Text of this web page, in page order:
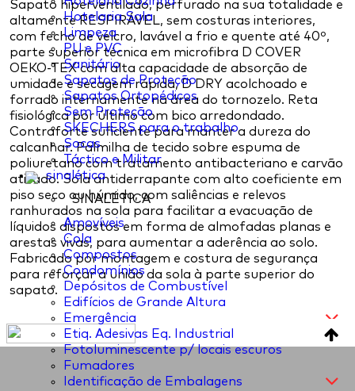
Hotelaria Sala
Limpeza
PU e PVC
Sanitário
Sapatos de Proteção
Sapatos Ortopédicos
Sem Proteção
SKECHERS para o trabalho
Socas
Táctico e Militar
sinalética
SINALÉTICA
Amovíveis
Cola
Compostos
Condomínios
Depósitos de Combustível
Edifícios de Grande Altura
Emergência
Etiq. Adesivas Eq. Industrial
Fotoluminescente p/ locais escuros
Fumadores
Identificação de Embalagens
Sapato hiperventilado, perfurado na sua totalidade e
altamente RESPIRÁVEL, sem costuras interiores,
com fecho de velcro, lavável a frio e quente até 40º,
parte superior técnica em microfibra D COVER
OEKO-TEX com alta capacidade de absorção de
umidade e secagem rápida, D DRY acolchoado e
forrado internamente na área do tornozelo. Reta
fisiológica por último com bico arredondado.
Contraforte suficiente para manter a dureza do
calcanhar. Palmilha de tecido sobre espuma de
poliuretano com tratamento antibacteriano e carvão
ativado. Sola antiderrapante com alto coeficiente em
piso seco ou húmido, com saliências e relevos
ranhurados na sola para facilitar a evacuação de
líquidos dispostos em forma de almofadas planas e
arestas vivas, para aumentar a aderência ao solo.
Fabricado por montagem e costura de segurança
para reforçar a união da sola à parte superior do
sapato.